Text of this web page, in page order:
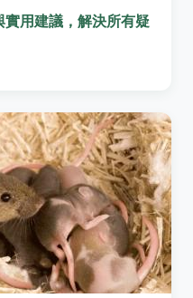
用建議，解決所有疑